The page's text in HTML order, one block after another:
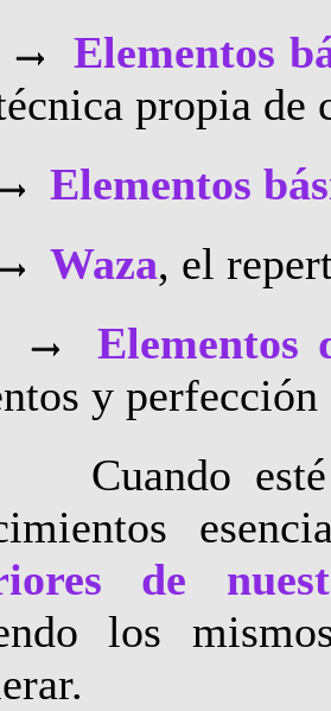
Elementos
propia de
Elementos
Waza, el
Elementos
y perfección
esté
de
los